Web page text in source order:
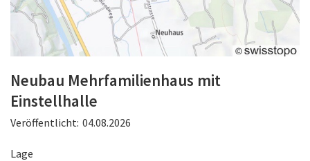
Neubau Mehrfamilienhaus mit
Einstellhalle
Veröffentlicht: 04.08.2026
Lage